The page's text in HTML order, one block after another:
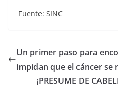
Fuente: SINC
Un primer paso para
impidan que el cáncer se
¡PRESUME DE